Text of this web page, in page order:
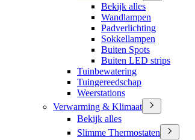
Bekijk alles
Wandlampen
Padverlichting
Sokkellampen
Buiten Spots
Buiten LED strips
Tuinbewatering
Tuingereedschap
Weerstations
Verwarming & Klimaat
Bekijk alles
Slimme Thermostaten